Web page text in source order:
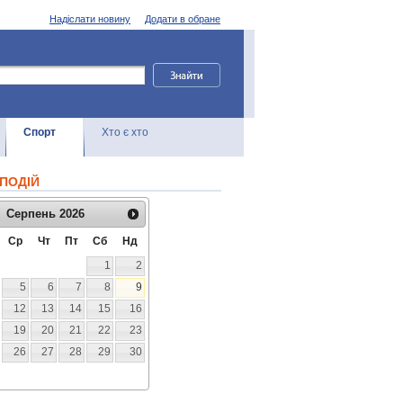
Додати в обране
Надіслати новину
Спорт Хто є хто
Серпень 2026
Ср Чт Пт Сб
Нд
1
2
5 6 7 8
9
12 13 14 15
16
19 20 21 22
23
26 27 28 29
30